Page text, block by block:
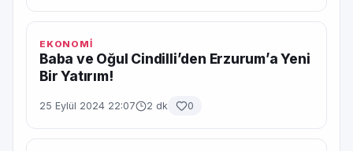
EKONOMİ
Baba ve Oğul Cindilli’den Erzurum’a Yeni
Bir Yatırım!
25 Eylül 2024 22:07 2 dk 0